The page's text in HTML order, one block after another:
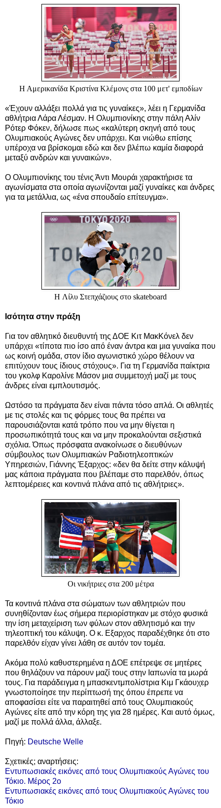
Η Αμερικανίδα Κριστίνα Κλέμονς στα 100 μετ' εμποδίων
«Έχουν αλλάξει πολλά για τις γυναίκες», λέει η Γερμανίδα
αθλήτρια Λάρα Λέσμαν. Η Ολυμπιονίκης στην πάλη Αλίν
Ρότερ Φόκεν, δήλωσε πως «καλύτερη σκηνή από τους
Ολυμπιακούς Αγώνες δεν υπάρχει. Και νιώθω επίσης
υπέροχα να βρίσκομαι εδώ και δεν βλέπω καμία διαφορά
μεταξύ ανδρών και γυναικών».
Ο Ολυμπιονίκης του τένις Άντι Μουράι χαρακτήρισε τα
αγωνίσματα στα οποία αγωνίζονται μαζί γυναίκες και άνδρες
για τα μετάλλια, ως «ένα σπουδαίο επίτευγμα».
H Λίλυ Στεπχάζιους στο skateboard
Ισότητα στην πράξη
Για τον αθλητικό διευθυντή της ΔΟΕ Κιτ ΜακΚόνελ δεν
υπάρχει «τίποτα πιο ίσο από έναν άντρα και μια γυναίκα που
ως κοινή ομάδα, στον ίδιο αγωνιστικό χώρο θέλουν να
επιτύχουν τους ίδιους στόχους». Για τη Γερμανίδα παίκτρια
του γκολφ Καρολίνε Μάσον μια συμμετοχή μαζί με τους
άνδρες είναι εμπλουτισμός.
Ωστόσο τα πράγματα δεν είναι πάντα τόσο απλά. Οι αθλητές
με τις στολές και τις φόρμες τους θα πρέπει να
παρουσιάζονται κατά τρόπο που να μην θίγεται η
προσωπικότητά τους και να μην προκαλούνται σεξιστικά
σχόλια. Όπως πρόσφατα ανακοίνωσε ο διευθύνων
σύμβουλος των Ολυμπιακών Ραδιοτηλεοπτικών
Υπηρεσιών, Γιάννης Έξαρχος: «δεν θα δείτε στην κάλυψή
μας κάποια πράγματα που βλέπαμε στο παρελθόν, όπως
λεπτομέρειες και κοντινά πλάνα από τις αθλήτριες».
Οι νικήτριες στα 200 μέτρα
Τα κοντινά πλάνα στα σώματων των αθλητριών που
συνηθίζονταν έως σήμερα περιορίστηκαν με στόχο φυσικά
την ίση μεταχείριση των φύλων στον αθλητισμό και την
τηλεοπτική του κάλυψη. Ο κ. Εξαρχος παραδέχθηκε ότι στο
παρελθόν είχαν γίνει λάθη σε αυτόν τον τομέα.
Ακόμα πολύ καθυστερημένα η ΔΟΕ επέτρεψε σε μητέρες
που θηλάζουν να πάρουν μαζί τους στην Ιαπωνία τα μωρά
τους. Για παράδειγμα η μπασκεντμπολίστρια Κιμ Γκάουχερ
γνωστοποίησε την περίπτωσή της όπου έπρεπε να
αποφασίσει είτε να παραιτηθεί από τους Ολυμπιακούς
Αγώνες είτε από την κόρη της για 28 ημέρες. Kαι αυτό όμως,
μαζί με πολλά άλλα, άλλαξε.
Πηγή: Deutsche Welle
Σχετικές; αναρτήσεις:
Εντυπωσιακές εικόνες από τους Ολυμπιακούς Αγώνες του
Τόκιο. Μέρος 2ο
Εντυπωσιακές εικόνες από τους Ολυμπιακούς Αγώνες του
Τόκιο